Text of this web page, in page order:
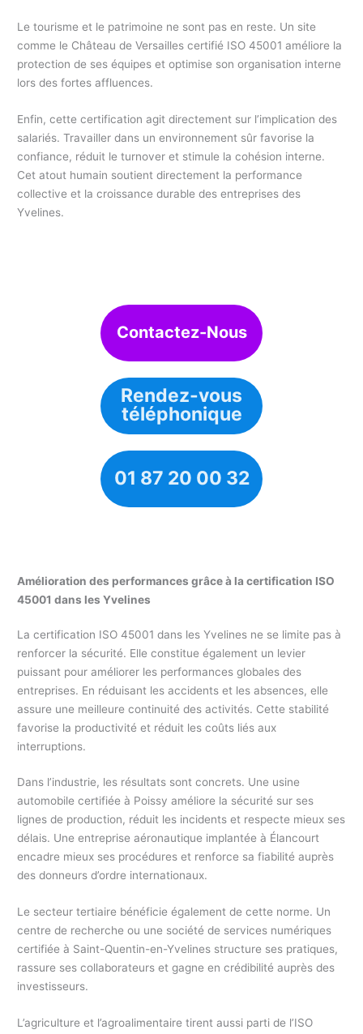
Le tourisme et le patrimoine ne sont pas en reste. Un site
comme le Château de Versailles certifié ISO 45001 améliore la
protection de ses équipes et optimise son organisation interne
lors des fortes affluences.
Enfin, cette certification agit directement sur l’implication des
salariés. Travailler dans un environnement sûr favorise la
confiance, réduit le turnover et stimule la cohésion interne.
Cet atout humain soutient directement la performance
collective et la croissance durable des entreprises des
Yvelines.
Contactez-Nous
Rendez-vous
téléphonique
01 87 20 00 32
Amélioration des performances grâce à la certification ISO
45001 dans les Yvelines
La certification ISO 45001 dans les Yvelines ne se limite pas à
renforcer la sécurité. Elle constitue également un levier
puissant pour améliorer les performances globales des
entreprises. En réduisant les accidents et les absences, elle
assure une meilleure continuité des activités. Cette stabilité
favorise la productivité et réduit les coûts liés aux
interruptions.
Dans l’industrie, les résultats sont concrets. Une usine
automobile certifiée à Poissy améliore la sécurité sur ses
lignes de production, réduit les incidents et respecte mieux ses
délais. Une entreprise aéronautique implantée à Élancourt
encadre mieux ses procédures et renforce sa fiabilité auprès
des donneurs d’ordre internationaux.
Le secteur tertiaire bénéficie également de cette norme. Un
centre de recherche ou une société de services numériques
certifiée à Saint-Quentin-en-Yvelines structure ses pratiques,
rassure ses collaborateurs et gagne en crédibilité auprès des
investisseurs.
L’agriculture et l’agroalimentaire tirent aussi parti de l’ISO